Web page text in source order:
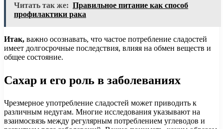
Читать так же: Правильное питание как способ
профилактики рака
Итак, важно осознавать, что частое потребление сладостей
имеет долгосрочные последствия, влияя на обмен веществ и
общее состояние.
Сахар и его роль в заболеваниях
Чрезмерное употребление сладостей может приводить к
различным недугам. Многие исследования указывают на
взаимосвязь между регулярным потреблением углеводов и